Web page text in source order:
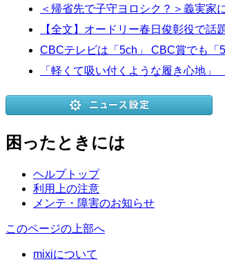
＜帰省先で子守ヨロシク？＞義実家
【全文】オードリー春日俊彰役で
CBCテレビは「5ch」 CBC賞でも「
「軽くて吸い付くような履き心地
困ったときには
ヘルプトップ
利用上の注意
メンテ・障害のお知らせ
このページの上部へ
mixiについて